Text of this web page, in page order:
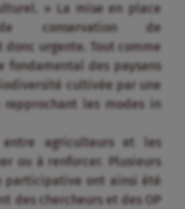
» La mise en place
conservation de
donc urgente. Tout comme
fondamental des paysans
cultivée par une
les modes in
entre agriculteurs et les
ou à renforcer. Plusieurs
participative ont ainsi été
des chercheurs et des OP